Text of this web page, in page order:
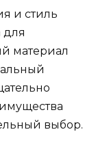
и стиль
для
материал
выбор.